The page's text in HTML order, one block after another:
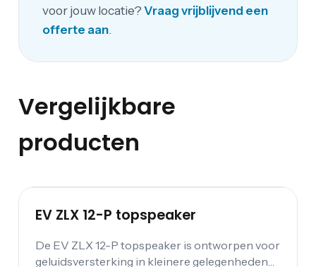
voor jouw locatie?Vraag vrijblijvend een
offerte aan.
Vergelijkbare
producten
EV ZLX 12-P topspeaker
De EV ZLX 12-P topspeaker is ontworpen voor
geluidsversterking in kleinere gelegenheden